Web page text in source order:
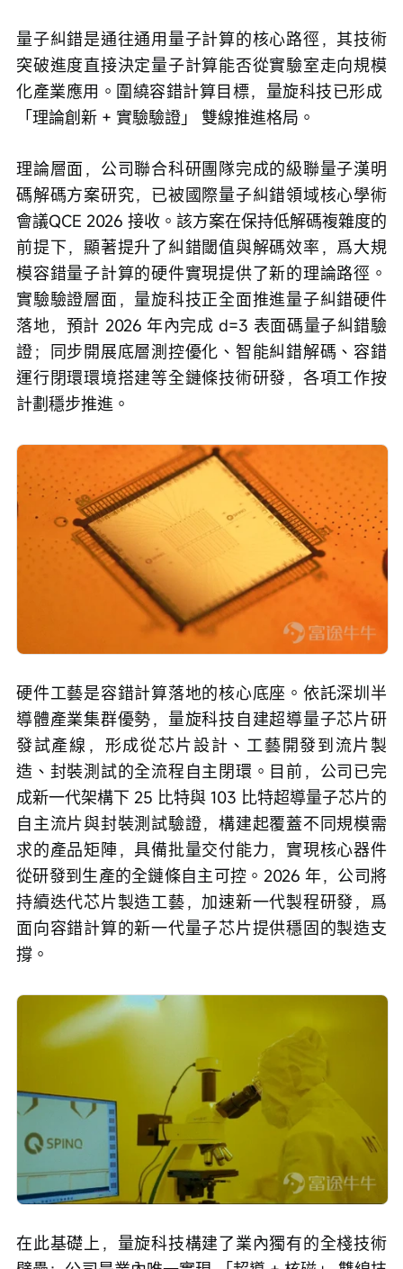
量子糾錯是通往通用量子計算的核心路徑，其技術
突破進度直接決定量子計算能否從實驗室走向規模
化產業應用。圍繞容錯計算目標，量旋科技已形成
「理論創新 + 實驗驗證」 雙線推進格局。
理論層面，公司聯合科研團隊完成的級聯量子漢明
碼解碼方案研究，已被國際量子糾錯領域核心學術
會議QCE 2026 接收。該方案在保持低解碼複雜度的
前提下，顯著提升了糾錯閾值與解碼效率，爲大規
模容錯量子計算的硬件實現提供了新的理論路徑。
實驗驗證層面，量旋科技正全面推進量子糾錯硬件
落地，預計 2026 年內完成 d=3 表面碼量子糾錯驗
證；同步開展底層測控優化、智能糾錯解碼、容錯
運行閉環環境搭建等全鏈條技術研發，各項工作按
計劃穩步推進。
硬件工藝是容錯計算落地的核心底座。依託深圳半
導體產業集群優勢，量旋科技自建超導量子芯片研
發試產線，形成從芯片設計、工藝開發到流片製
造、封裝測試的全流程自主閉環。目前，公司已完
成新一代架構下 25 比特與 103 比特超導量子芯片的
自主流片與封裝測試驗證，構建起覆蓋不同規模需
求的產品矩陣，具備批量交付能力，實現核心器件
從研發到生產的全鏈條自主可控。2026 年，公司將
持續迭代芯片製造工藝，加速新一代製程研發，爲
面向容錯計算的新一代量子芯片提供穩固的製造支
撐。
在此基礎上，量旋科技構建了業內獨有的全棧技術